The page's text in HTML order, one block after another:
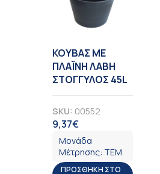
KOYBAΣ ΜΕ
ΠΛΑΪΝΗ ΛΑΒΗ
ΣΤΟΓΓΥΛΟΣ 45L
SKU: 00552
9,37€
Μονάδα
Μέτρησης: ΤΕΜ
ΠΡΟΣΘΉΚΗ ΣΤΟ